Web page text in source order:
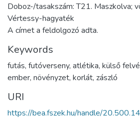
Doboz-/tasakszám: T21. Maszkolva;
Vértessy-hagyaték
A címet a feldolgozó adta.
Keywords
futás, futóverseny, atlétika, külső
ember, növényzet, korlát, zászló
URI
https://bea.fszek.hu/handle/